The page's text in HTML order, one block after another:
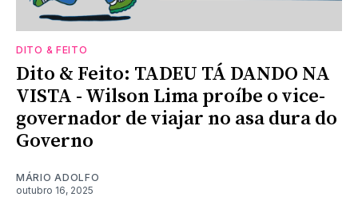
DITO & FEITO
Dito & Feito: TADEU TÁ DANDO NA
VISTA - Wilson Lima proíbe o vice-
governador de viajar no asa dura do
Governo
MÁRIO ADOLFO
outubro 16, 2025